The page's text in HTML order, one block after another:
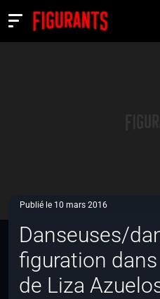
Actualités
Publié le 10 mars 2016
Danseuses/
figuration
de Liza